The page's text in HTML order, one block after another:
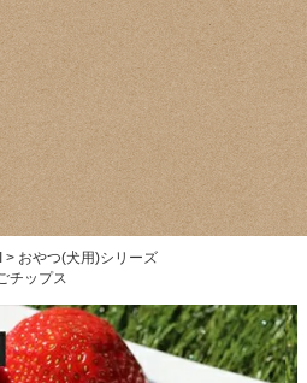
おやつ(犬用)シリーズ
チップス